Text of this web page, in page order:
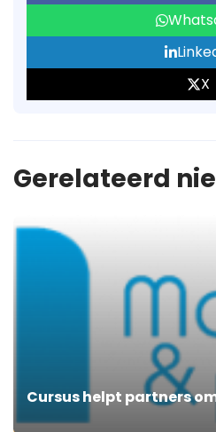
X
Gerelateerd
Cursus helpt partners